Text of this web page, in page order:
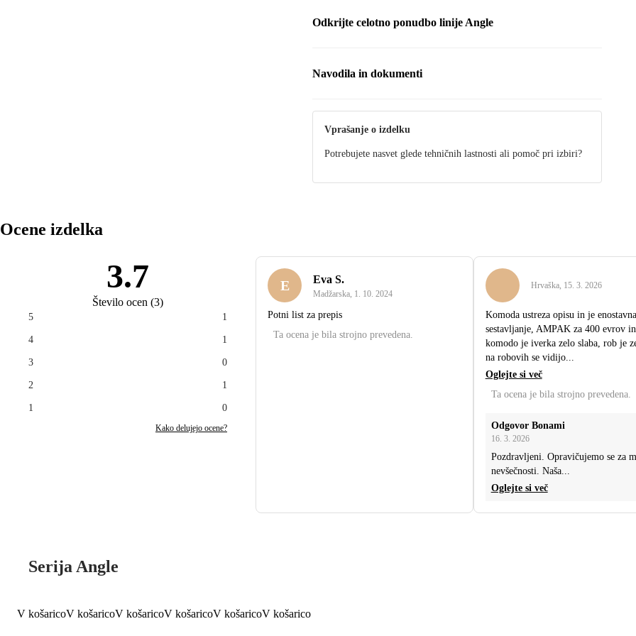
Odkrijte celotno ponudbo linije Angle
Navodila in dokumenti
Vprašanje o izdelku
Potrebujete nasvet glede tehničnih lastnosti ali pomoč pri izbiri?
Ocene izdelka
3.7
Število ocen (3)
5 1
4 1
3 0
2 1
1 0
Kako delujejo ocene?
E Eva S.
Madžarska, 1. 10. 2024
Potni list za prepis
Ta ocena je bila strojno prevedena.
Hrvaška, 15. 3. 2026
Komoda ustreza opisu in je
sestavljanje, AMPAK za 400 evrov
komodo je iverka zelo slaba, rob je
na robovih se vidijo...
Oglejte si več
Ta ocena je bila strojno prevedena.
Odgovor Bonami
16. 3. 2026
Pozdravljeni. Opravičujemo se za
nevšečnosti. Naša...
Oglejte si več
Serija Angle
V košaricoV košaricoV košaricoV košaricoV košaricoV košarico